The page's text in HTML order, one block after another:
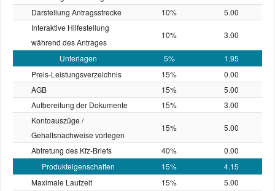
Darstellung Antragsstrecke
10%
5.00
Interaktive Hilfestellung
während des Antrages
10% 3.00
Unterlagen 5%
1.95
Preis-Leistungs­verzeichnis
15%
0.00
AGB
15%
5.00
Aufbereitung der Dokumente
15%
3.00
Kontoauszüge /
Gehaltsnachweise vorlegen
15% 5.00
Abtretung des Kfz-Briefs 40%
0.00
Produkteigenschaften
15%
4.15
Maximale Laufzeit
15%
5.00